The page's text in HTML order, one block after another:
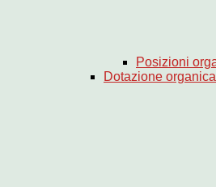
Posizioni
Dotazione organica